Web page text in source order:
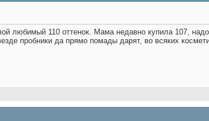
любимый 110 оттенок. Мама недавно купила 107,
пробники да прямо помады дарят, во всяких